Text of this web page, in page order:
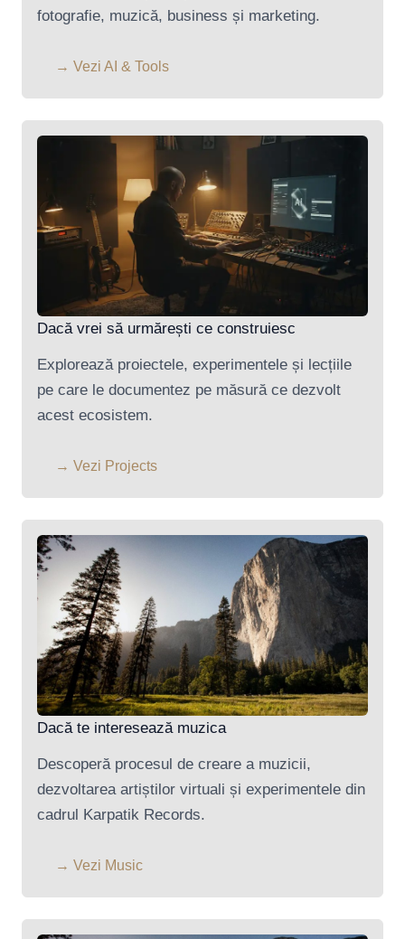
fotografie, muzică, business și marketing.
→ Vezi AI & Tools
Dacă vrei să urmărești ce construiesc
Explorează proiectele, experimentele și lecțiile
pe care le documentez pe măsură ce dezvolt
acest ecosistem.
→ Vezi Projects
Dacă te interesează muzica
Descoperă procesul de creare a muzicii,
dezvoltarea artiștilor virtuali și experimentele din
cadrul Karpatik Records.
→ Vezi Music